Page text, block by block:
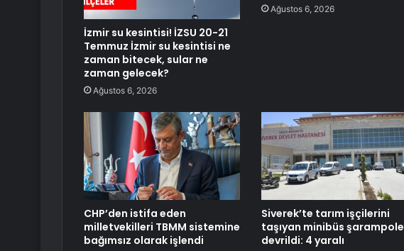
İzmir su kesintisi! İZSU 20-21
Temmuz İzmir su kesintisi ne
zaman bitecek, sular ne
zaman gelecek?
Ağustos 6, 2026
Ağustos 6, 2026
CHP’den istifa eden
milletvekilleri TBMM sistemine
bağımsız olarak işlendi
Siverek’te tarım işçilerini
taşıyan minibüs şarampole
devrildi: 4 yaralı